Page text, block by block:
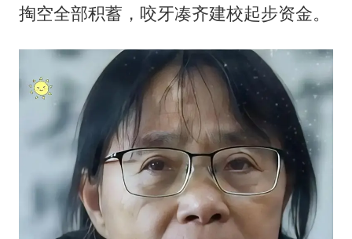
掏空全部积蓄，咬牙凑齐建校起步资金。